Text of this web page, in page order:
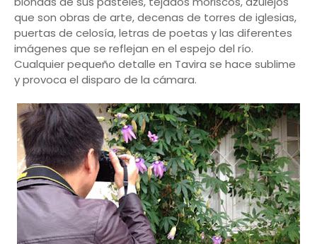
que son obras de arte, decenas de torres de iglesias,
puertas de celosía, letras de poetas y las diferentes
imágenes que se reflejan en el espejo del río.
Cualquier pequeño detalle en Tavira se hace sublime
y provoca el disparo de la cámara.